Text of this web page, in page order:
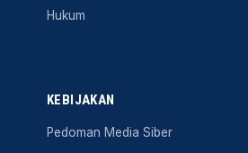
Hukum
KEBIJAKAN
Pedoman Media Siber